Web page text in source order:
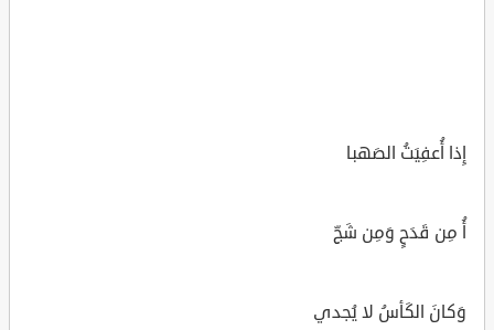
إِذا أُعفِيَتُ الصَهبا
أُ مِن قَدَحٍ وَمِن شَجِّ
وَكانَ الكَأسُ لا يُجدي